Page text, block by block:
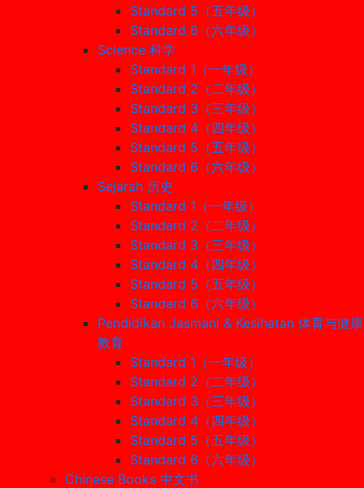
Standard 5（五年级）
Standard 6（六年级）
Science 科学
Standard 1（一年级）
Standard 2（二年级）
Standard 3（三年级）
Standard 4（四年级）
Standard 5（五年级）
Standard 6（六年级）
Sejarah 历史
Standard 1（一年级）
Standard 2（二年级）
Standard 3（三年级）
Standard 4（四年级）
Standard 5（五年级）
Standard 6（六年级）
Pendidikan Jasmani & Kesihatan 体育与健康
教育
Standard 1（一年级）
Standard 2（二年级）
Standard 3（三年级）
Standard 4（四年级）
Standard 5（五年级）
Standard 6（六年级）
Chinese Books 中文书